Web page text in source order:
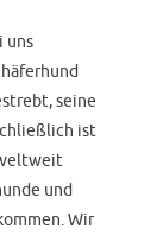
uns
seine
ist
und
Wir